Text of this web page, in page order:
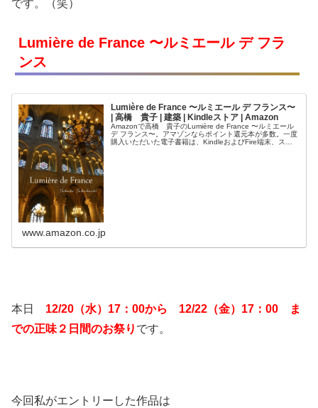
です。（笑）
Lumière de France 〜ルミエール デ フラ
ンス
Lumière de France 〜ルミエール デ フランス〜
| 高橋 貴子 | 建築 | Kindleストア | Amazon
Amazonで高橋 貴子のLumière de France 〜ルミエール
デ フランス〜。アマゾンならポイント還元本が多数。一度
購入いただいた電子書籍は、KindleおよびFire端末、スマ
www.amazon.co.jp
本日 12/20（水）17：00から 12/22（金）17：00 ま
での正味２日間のお祭り です。
今回私がエントリーした作品は